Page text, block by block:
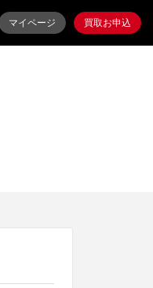
マイページ 買取お申込